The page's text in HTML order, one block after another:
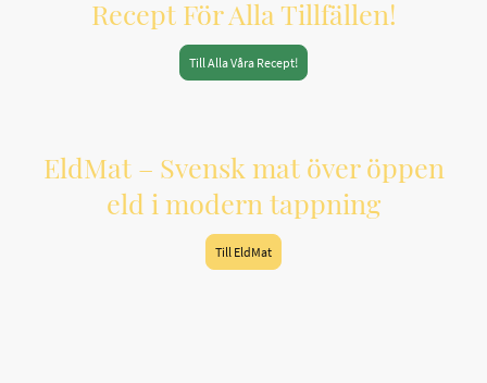
Recept För Alla Tillfällen!
Till Alla Våra Recept!
EldMat – Svensk mat över öppen
eld i modern tappning
Till EldMat